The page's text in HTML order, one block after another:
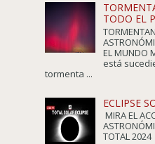
TODO EL
EL MUNDO
está
tormenta ...
ECLIPSE
MIRA EL
TOTAL 2024